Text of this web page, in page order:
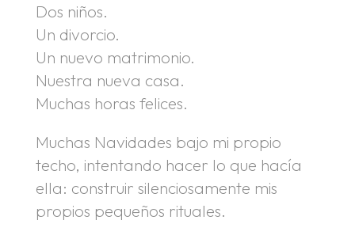
Dos niños.
Un divorcio.
Un nuevo matrimonio.
Nuestra nueva casa.
Muchas horas felices.
Muchas Navidades bajo mi propio
techo, intentando hacer lo que hacía
ella: construir silenciosamente mis
propios pequeños rituales.